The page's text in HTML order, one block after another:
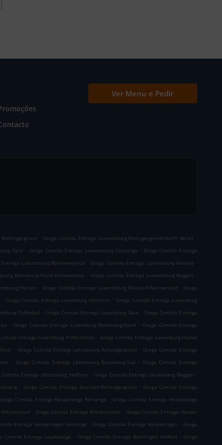
Ver Menu e Pedir
. Grega Comida Entrega Luxembourg Rollingergrund-North Belair .
Gare . Grega Comida Entrega Luxembourg Cessange . Grega Comida Entrega
Luxembourg Bouneweg-Süd . Grega Comida Entrega Luxembourg Howald .
Bonnevoie-Nord-Verlorenkost . Grega Comida Entrega Luxembourg Beggen .
Hamm . Grega Comida Entrega Luxembourg Neudorf-Weimershof . Grega
. Grega Comida Entrega Luxemburg Hollerich . Grega Comida Entrega Luxemburg
Pafendall . Grega Comida Entrega Luxemburg Gare . Grega Comida Entrega
. Grega Comida Entrega Luxemburg Bonneweg-Nord . Grega Comida Entrega
Entrega Luxemburg Polfermillen . Grega Comida Entrega Luxemburg Hamm
. Grega Comida Entrega Lëtzebuerg Rollengergronn . Grega Comida Entrega
. Grega Comida Entrega Lëtzebuerg Bouneweg-Süd . Grega Comida Entrega
Comida Entrega Lëtzebuerg Helftent . Grega Comida Entrega Lëtzebuerg Beggen .
. Grega Comida Entrega Strassen Rollengergronn . Grega Comida Entrega
Grega Comida Entrega Hesperange Fentange . Grega Comida Entrega Hesperange
. Grega Comida Entrega Niederanven . Grega Comida Entrega Hesper
Entrega Hesperingen Fentange . Grega Comida Entrega Hesperingen . Grega
Comida Entrega Leudelange . Grega Comida Entrega Bartringen Helfent . Grega